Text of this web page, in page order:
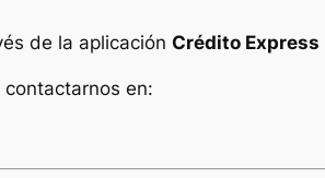
de la aplicación Crédito Express
en: